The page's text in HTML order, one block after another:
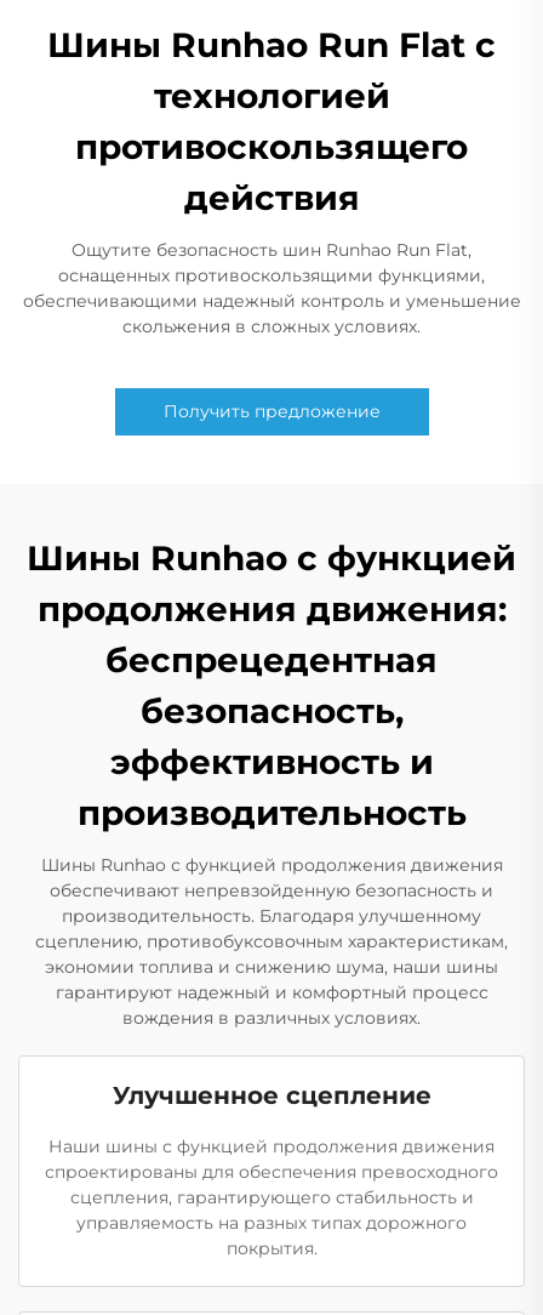
Шины Runhao Run Flat с
технологией
противоскользящего
действия
Ощутите безопасность шин Runhao Run Flat,
оснащенных противоскользящими функциями,
обеспечивающими надежный контроль и уменьшение
скольжения в сложных условиях.
Получить предложение
Шины Runhao с функцией
продолжения движения:
беспрецедентная
безопасность,
эффективность и
производительность
Шины Runhao с функцией продолжения движения
обеспечивают непревзойденную безопасность и
производительность. Благодаря улучшенному
сцеплению, противобуксовочным характеристикам,
экономии топлива и снижению шума, наши шины
гарантируют надежный и комфортный процесс
вождения в различных условиях.
Улучшенное сцепление
Наши шины с функцией продолжения движения
спроектированы для обеспечения превосходного
сцепления, гарантирующего стабильность и
управляемость на разных типах дорожного
покрытия.